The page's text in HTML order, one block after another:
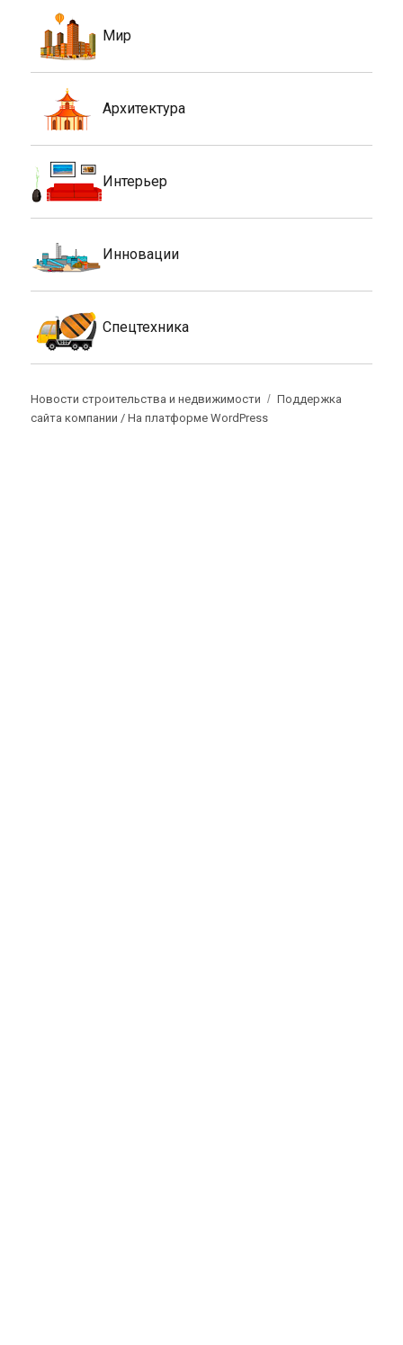
Мир
Архитектура
Интерьер
Инновации
Спецтехника
Новости строительства и недвижимости
Поддержка
сайта компании /На платформе WordPress